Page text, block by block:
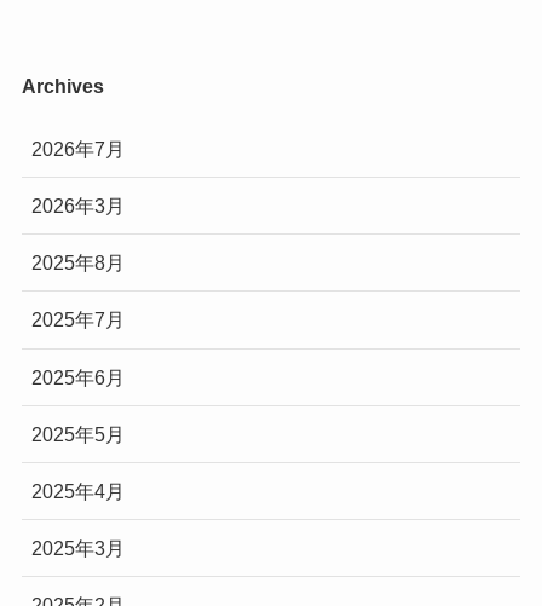
Archives
2026年7月
2026年3月
2025年8月
2025年7月
2025年6月
2025年5月
2025年4月
2025年3月